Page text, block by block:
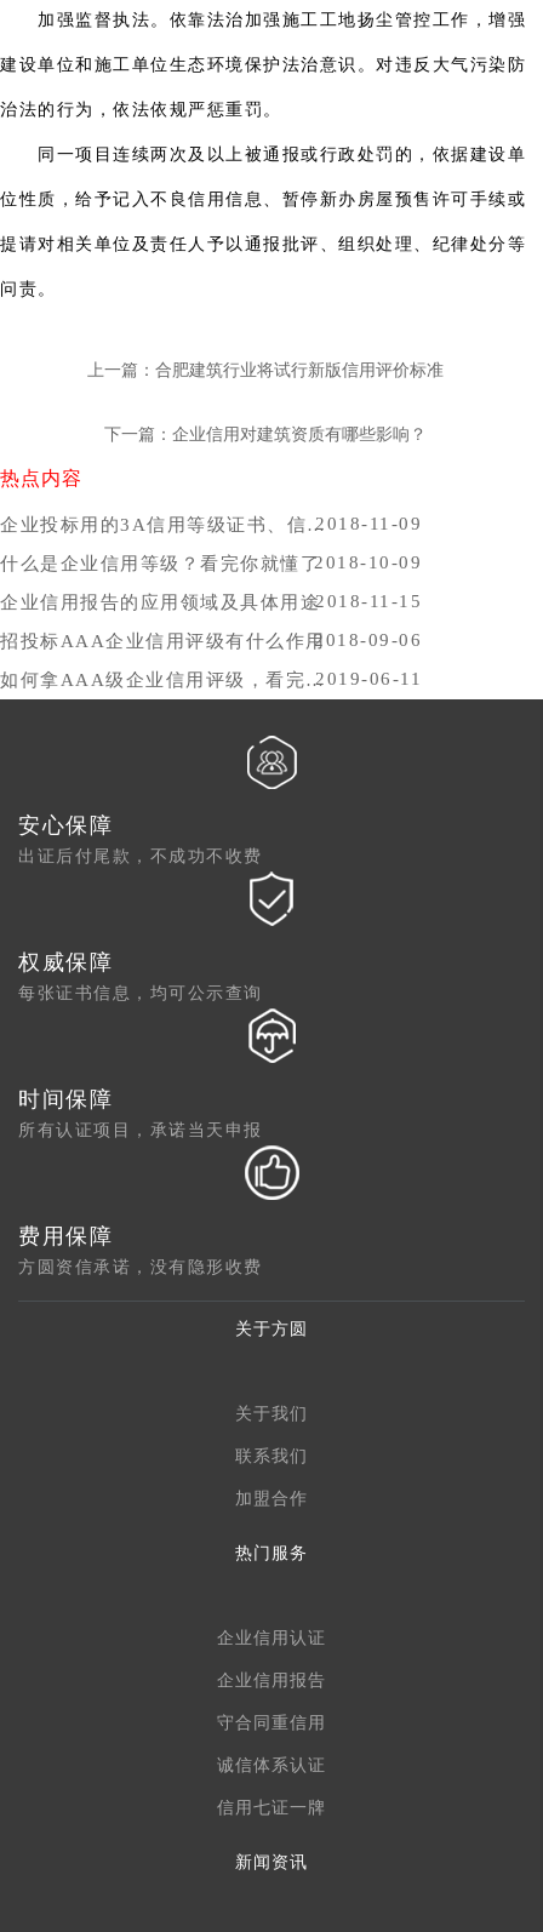
加强监督执法。依靠法治加强施工工地扬尘管控工作，增强
建设单位和施工单位生态环境保护法治意识。对违反大气污染防
治法的行为，依法依规严惩重罚。
同一项目连续两次及以上被通报或行政处罚的，依据建设单
位性质，给予记入不良信用信息、暂停新办房屋预售许可手续或
提请对相关单位及责任人予以通报批评、组织处理、纪律处分等
问责。
上一篇：合肥建筑行业将试行新版信用评价标准
下一篇：企业信用对建筑资质有哪些影响？
热点内容
企业投标用的3A信用等级证书、信用报告办理时间，哪里办比较好？2018-11-09
什么是企业信用等级？看完你就懂了2018-10-09
企业信用报告的应用领域及具体用途2018-11-15
招投标AAA企业信用评级有什么作用2018-09-06
如何拿AAA级企业信用评级，看完你就懂了2019-06-11
安心保障
出证后付尾款，不成功不收费
权威保障
每张证书信息，均可公示查询
时间保障
所有认证项目，承诺当天申报
费用保障
方圆资信承诺，没有隐形收费
关于方圆
关于我们
联系我们
加盟合作
热门服务
企业信用认证
企业信用报告
守合同重信用
诚信体系认证
信用七证一牌
新闻资讯